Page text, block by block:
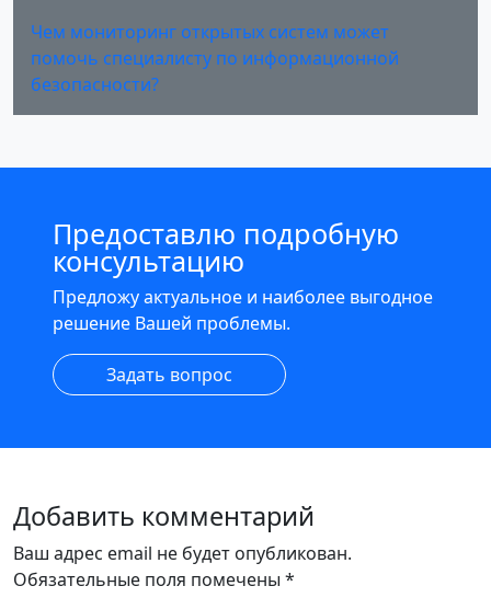
Чем мониторинг открытых систем может
помочь специалисту по информационной
безопасности?
Предоставлю подробную
консультацию
Предложу актуальное и наиболее выгодное
решение Вашей проблемы.
Задать вопрос
Добавить комментарий
Ваш адрес email не будет опубликован.
Обязательные поля помечены *